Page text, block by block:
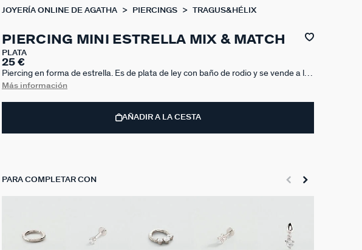
JOYERÍA ONLINE DE AGATHA PIERCINGS TRAGUS&HÉLIX
PIERCING MINI ESTRELLA MIX & MATCH
PLATA
25 €
Piercing en forma de estrella. Es de plata de ley con baño de rodio y se vende a la
unidad. El cierre es de rosca y está hecho en acero para garantizar su durabilidad..
Más información
AÑADIR A LA CESTA
PARA COMPLETAR CON